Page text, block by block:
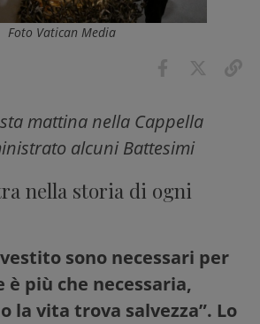
Foto Vatican Media
mattina nella Cappella
alcuni Battesimi
nella storia di ogni
sono necessari per
è più che necessaria,
la vita trova salvezza”. Lo